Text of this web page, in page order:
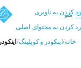
رد کردن به ناوبری
رد کردن به محتوای اصلی
منو
خانه اینکودر و کوپلینگ اینکودر